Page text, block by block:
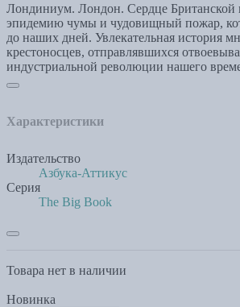
Лондиниум. Лондон. Сердце Британской
эпидемию чумы и чудовищный пожар,
до наших дней. Увлекательная история
крестоносцев, отправлявшихся
индустриальной революции нашего
Характеристики
Издательство
Азбука-Аттикус
Серия
The Big Book
Товара нет в наличии
Новинка